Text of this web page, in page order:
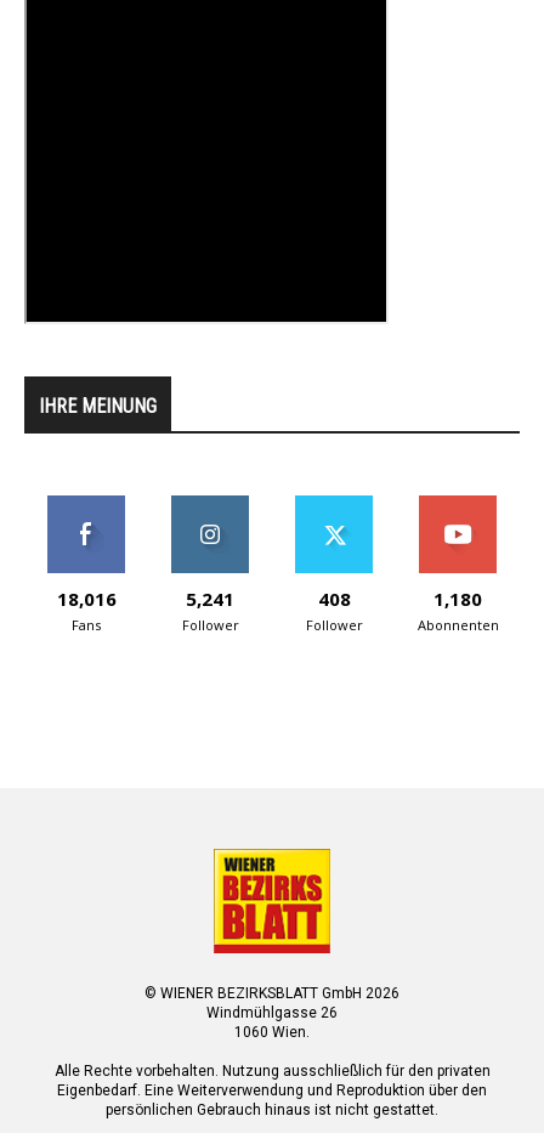
IHRE MEINUNG
18,016
Fans
5,241
Follower
408
Follower
1,180
Abonnenten
© WIENER BEZIRKSBLATT GmbH 2026
Windmühlgasse 26
1060 Wien.
Alle Rechte vorbehalten. Nutzung ausschließlich für den privaten
Eigenbedarf. Eine Weiterverwendung und Reproduktion über den
persönlichen Gebrauch hinaus ist nicht gestattet.